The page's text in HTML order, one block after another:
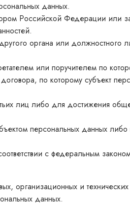
данных.
Российской Федерации или
органа или
или поручителем по
по которому субъект
лиц либо для достижения
персональных данных
с федеральным
организационных и
данных.